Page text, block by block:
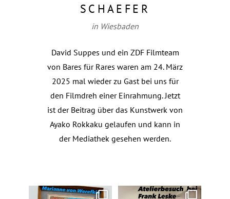
SCHAEFER
in Wiesbaden
David Suppes und ein ZDF Filmteam
von Bares für Rares waren am 24. März
2025 mal wieder zu Gast bei uns für
den Filmdreh einer Einrahmung. Jetzt
ist der Beitrag über das Kunstwerk von
Ayako Rokkaku gelaufen und kann in
der Mediathek gesehen werden.
Das wunderbare an meinem
Besuch bei meinem Freund und